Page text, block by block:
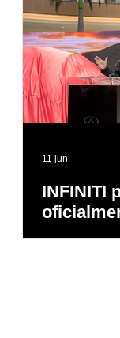
INFINITI
11 jun